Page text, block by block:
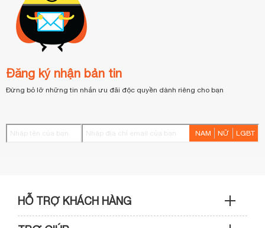
Đăng ký nhận bản tin
Đừng bỏ lỡ những tin nhắn ưu đãi độc quyền dành riêng cho bạn
NAM NỮ LGBT
HỖ TRỢ KHÁCH HÀNG